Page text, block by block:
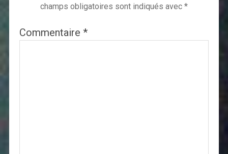
champs obligatoires sont indiqués avec *
Commentaire *